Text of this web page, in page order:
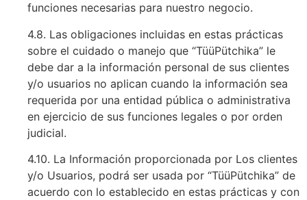
funciones necesarias para nuestro negocio.
4.8. Las obligaciones incluidas en estas prácticas
sobre el cuidado o manejo que “TüüPütchika” le
debe dar a la información personal de sus clientes
y/o usuarios no aplican cuando la información sea
requerida por una entidad pública o administrativa
en ejercicio de sus funciones legales o por orden
judicial.
4.10. La Información proporcionada por Los clientes
y/o Usuarios, podrá ser usada por “TüüPütchika” de
acuerdo con lo establecido en estas prácticas y con